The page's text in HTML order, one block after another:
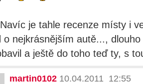
je tahle recenze místy i
o nejkrásnějším autě...,
a ještě do toho teď ty, s
martin0102 10.04.2011 12:55